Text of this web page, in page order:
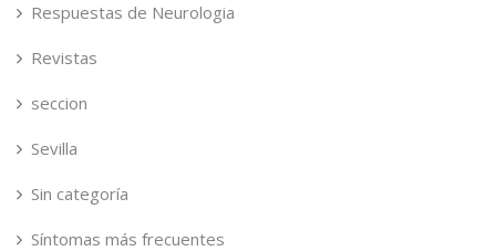
Respuestas de Neurologia
Revistas
seccion
Sevilla
Sin categoría
Síntomas más frecuentes